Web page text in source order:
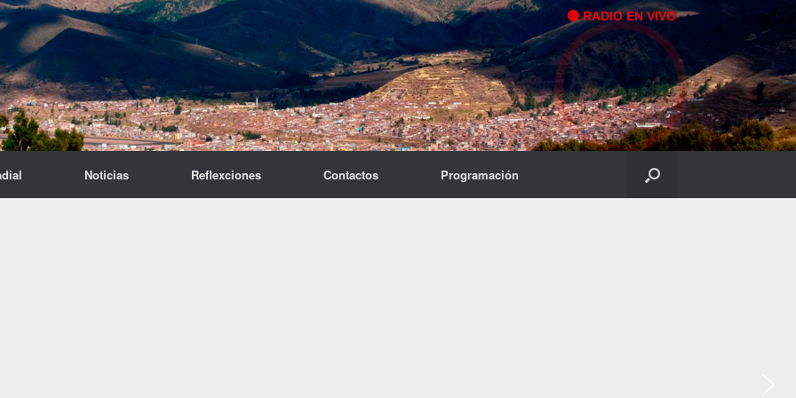
🔴 RADIO EN VIVO
Noticias Reflexciones Contactos Programación